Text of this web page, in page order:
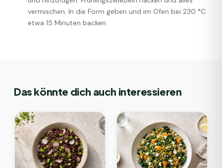
vermischen. In die Form geben und im Ofen bei 230 °C
etwa 15 Minuten backen.
Das könnte dich auch interessieren